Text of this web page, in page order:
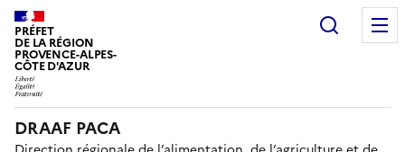
PRÉFET
DE LA RÉGION
PROVENCE-ALPES-
CÔTE D'AZUR
DRAAF PACA